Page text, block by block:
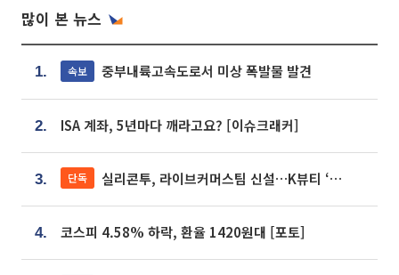
많이 본 뉴스
1. 속보 중부내륙고속도로서 미상 폭발물 발견
2. ISA 계좌, 5년마다 깨라고요? [이슈크래커]
3. 단독 실리콘투, 라이브커머스팀 신설…K뷰티 ‘글로벌 판매망’ 확대[K뷰티 라방戰]
4. 코스피 4.58% 하락, 환율 1420원대 [포토]